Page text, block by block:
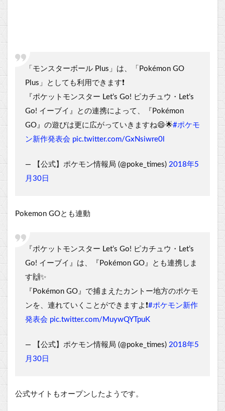
「モンスターボール Plus」は、「Pokémon GO
Plus」としても利用できます❗️
『ポケットモンスター Let’s Go! ピカチュウ・Let’s
Go! イーブイ』との連携によって、『Pokémon
GO』の遊びは更に広がっていきますね😄🌟#ポケモ
ン新作発表会 pic.twitter.com/GxNsiwre0l
— 【公式】ポケモン情報局 (@poke_times) 2018年5
月30日
Pokemon GOとも連動
『ポケットモンスター Let’s Go! ピカチュウ・Let’s
Go! イーブイ』は、『Pokémon GO』とも連携しま
す🙌✨
『Pokémon GO』で捕まえたカントー地方のポケモ
ンを、連れていくことができますよ❗️#ポケモン新作
発表会 pic.twitter.com/MuywQYTpuK
— 【公式】ポケモン情報局 (@poke_times) 2018年5
月30日
公式サイトもオープンしたようです。